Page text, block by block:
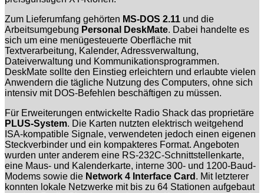
Zum Lieferumfang gehörten MS-DOS 2.11 und die
Arbeitsumgebung Personal DeskMate. Dabei handelte es
sich um eine menügesteuerte Oberfläche mit
Textverarbeitung, Kalender, Adressverwaltung,
Dateiverwaltung und Kommunikationsprogrammen.
DeskMate sollte den Einstieg erleichtern und erlaubte vielen
Anwendern die tägliche Nutzung des Computers, ohne sich
intensiv mit DOS-Befehlen beschäftigen zu müssen.
Für Erweiterungen entwickelte Radio Shack das proprietäre
PLUS-System. Die Karten nutzten elektrisch weitgehend
ISA-kompatible Signale, verwendeten jedoch einen eigenen
Steckverbinder und ein kompakteres Format. Angeboten
wurden unter anderem eine RS-232C-Schnittstellenkarte,
eine Maus- und Kalenderkarte, interne 300- und 1200-Baud-
Modems sowie die Network 4 Interface Card . Mit letzterer
konnten lokale Netzwerke mit bis zu 64 Stationen aufgebaut